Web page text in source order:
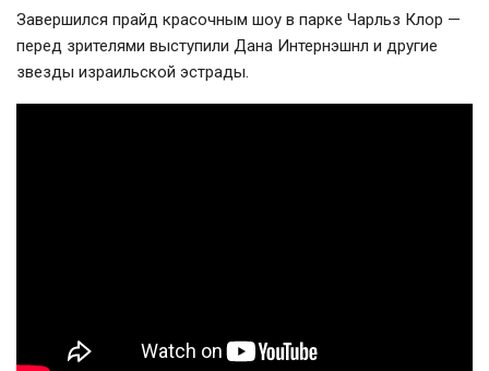
Завершился прайд красочным шоу в парке Чарльз Клор —
перед зрителями выступили Дана Интернэшнл и другие
звезды израильской эстрады.